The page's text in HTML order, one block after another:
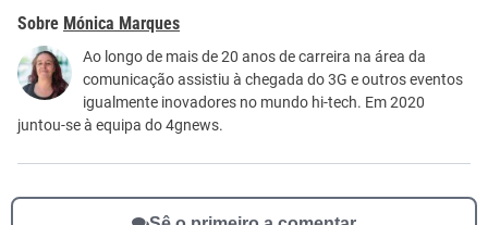
Este conteúdo contém informação incorreta
Este conteúdo não tem a informação que procuro
Outro
Mónica Marques
Ao longo de mais de 20 anos de carreira na área da
comunicação assistiu à chegada do 3G e outros eventos
igualmente inovadores no mundo hi-tech. Em 2020
juntou-se à equipa do 4gnews.